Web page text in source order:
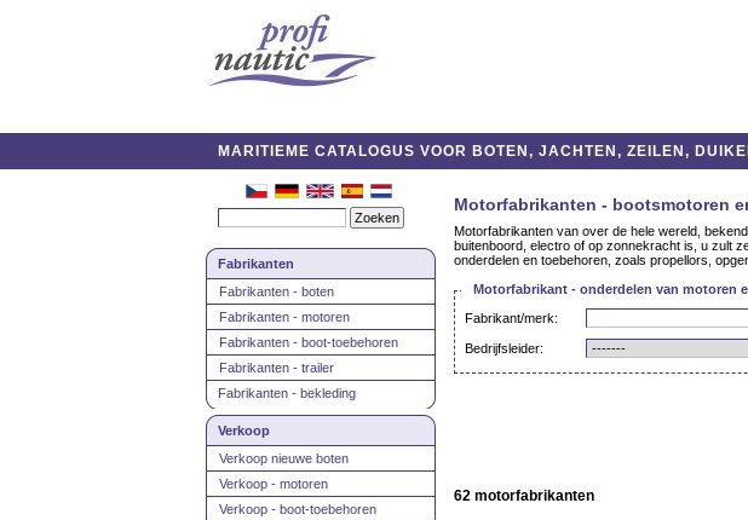
MARITIEME CATALOGUS VOOR BOTEN, JACHTEN, ZEILEN,
Fabrikanten
Fabrikanten - boten
Fabrikanten - motoren
Fabrikanten - boot-toebehoren
Fabrikanten - trailer
Fabrikanten - bekleding
Verkoop
Verkoop nieuwe boten
Verkoop - motoren
Verkoop - boot-toebehoren
Motorfabrikanten - bootsmotoren
Motorfabrikanten van over de hele wereld,
buitenboord, electro of op zonnekracht is, u zult
onderdelen en toebehoren, zoals propellors,
Motorfabrikant - onderdelen van motoren
Fabrikant/merk:
Bedrijfsleider:
62 motorfabrikanten